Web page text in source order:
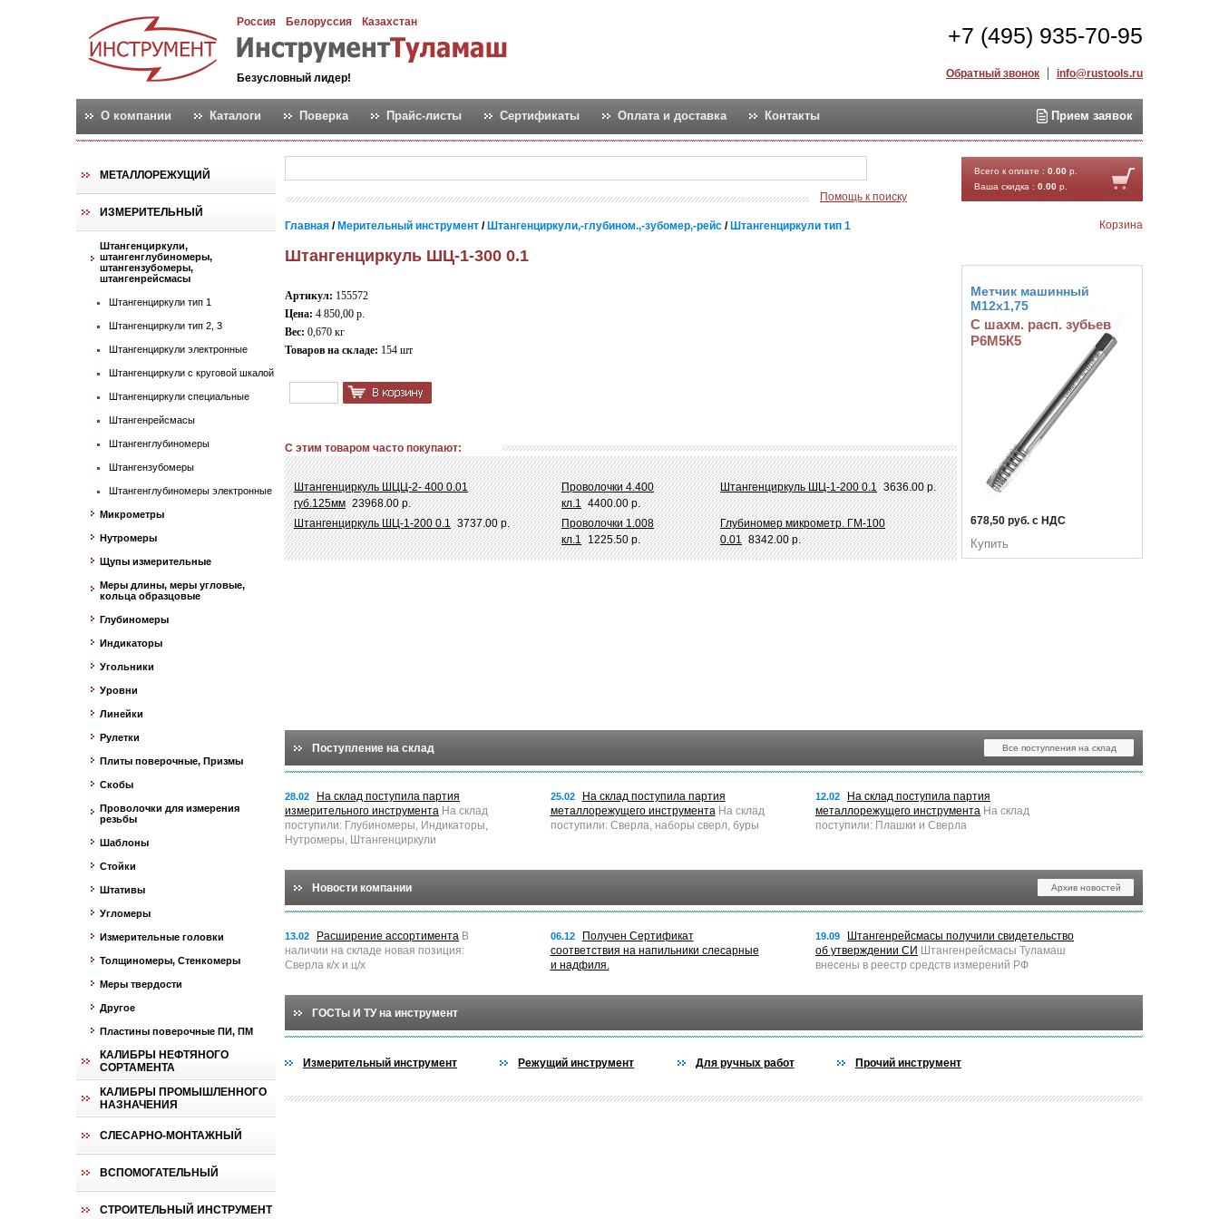
Россия Белоруссия Казахстан
Безусловный лидер!
+7 (495) 935-70-95
Обратный звонок info@rustools.ru
О компании Каталоги Поверка Прайс-листы Сертификаты Оплата и доставка Контакты Прием заявок
МЕТАЛЛОРЕЖУЩИЙ
ИЗМЕРИТЕЛЬНЫЙ
Штангенциркули,
штангенглубиномеры,
штангензубомеры,
штангенрейсмасы
Штангенциркули тип 1
Штангенциркули тип 2, 3
Штангенциркули электронные
Штангенциркули с круговой шкалой
Штангенциркули специальные
Штангенрейсмасы
Штангенглубиномеры
Штангензубомеры
Штангенглубиномеры электронные
Микрометры
Нутромеры
Щупы измерительные
Меры длины, меры угловые,
кольца образцовые
Глубиномеры
Индикаторы
Угольники
Уровни
Линейки
Рулетки
Плиты поверочные, Призмы
Скобы
Проволочки для измерения
резьбы
Шаблоны
Стойки
Штативы
Угломеры
Измерительные головки
Толщиномеры, Стенкомеры
Меры твердости
Другое
Пластины поверочные ПИ, ПМ
КАЛИБРЫ НЕФТЯНОГО
СОРТАМЕНТА
КАЛИБРЫ ПРОМЫШЛЕННОГО
НАЗНАЧЕНИЯ
СЛЕСАРНО-МОНТАЖНЫЙ
ВСПОМОГАТЕЛЬНЫЙ
СТРОИТЕЛЬНЫЙ ИНСТРУМЕНТ
Помощь к поиску
Всего к оплате : 0.00 р.
Ваша скидка : 0.00 р.
Корзина
Главная / Мерительный инструмент / Штангенциркули,-глубином.,-зубомер,-рейс / Штангенциркули тип 1
Штангенциркуль ШЦ-1-300 0.1
Артикул: 155572
Цена: 4 850,00 р.
Вес: 0,670 кг
Товаров на складе: 154 шт
С этим товаром часто покупают:
Штангенциркуль ШЦЦ-2- 400 0.01
губ.125мм 23968.00 р.
Проволочки 4.400
кл.1 4400.00 р.
Штангенциркуль ШЦ-1-200 0.1 3636.00 р.
Штангенциркуль ШЦ-1-200 0.1 3737.00 р.
Проволочки 1.008
кл.1 1225.50 р.
Глубиномер микрометр. ГМ-100
0.01 8342.00 р.
678,50 руб. с НДС
Купить
Метчик машинный
М12х1,75
С шахм. расп. зубьев
Р6М5К5
Поступление на склад Все поступления на склад
28.02
На склад поступила партия
измерительного инструмента На склад
поступили: Глубиномеры, Индикаторы,
Нутромеры, Штангенциркули
25.02
На склад поступила партия
металлорежущего инструментаНа склад
поступили: Сверла, наборы сверл, буры
12.02
На склад поступила партия
металлорежущего инструмента На склад
поступили: Плашки и Сверла
Новости компании Архив новостей
13.02 Расширение ассортимента В
наличии на складе новая позиция:
Сверла к/х и ц/х
06.12
Получен Сертификат
соответствия на напильники слесарные
и надфиля.
19.09
Штангенрейсмасы получили свидетельство
об утверждении СИ Штангенрейсмасы Туламаш
внесены в реестр средств измерений РФ
ГОСТы И ТУ на инструмент
Измерительный инструмент Режущий инструмент Для ручных работ Прочий инструмент